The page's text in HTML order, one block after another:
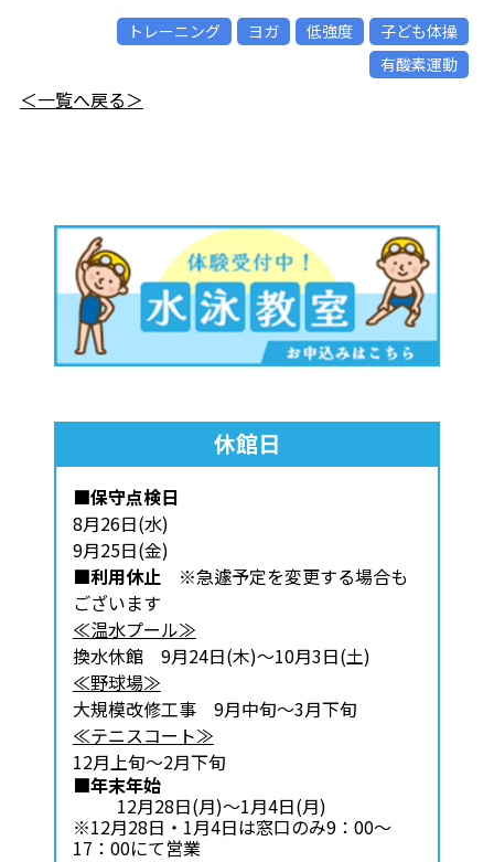
トレーニング ヨガ 低強度
子ども体操
有酸素運動
＜一覧へ戻る＞
休館日
■保守点検日
8月26日(水)
9月25日(金)
■利用休止 ※急遽予定を変更する場合も
ございます
≪温水プール≫
換水休館 9月24日(木)～10月3日(土)
≪野球場≫
大規模改修工事 9月中旬～3月下旬
≪テニスコート≫
12月上旬～2月下旬
■年末年始
12月28日(月)～1月4日(月)
※12月28日・1月4日は窓口のみ9：00～
17：00にて営業